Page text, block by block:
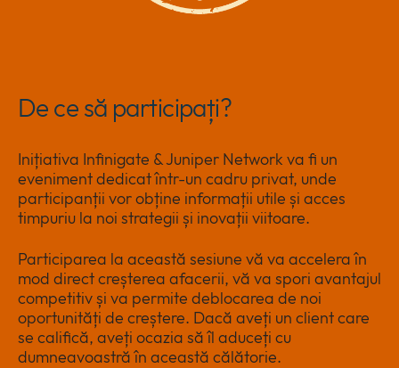
De ce să participați?
Inițiativa Infinigate & Juniper Network va fi un
eveniment dedicat într-un cadru privat, unde
participanții vor obține informații utile și acces
timpuriu la noi strategii și inovații viitoare.
Participarea la această sesiune vă va accelera în
mod direct creșterea afacerii, vă va spori avantajul
competitiv și va permite deblocarea de noi
oportunități de creștere. Dacă aveți un client care
se califică, aveți ocazia să îl aduceți cu
dumneavoastră în această călătorie.